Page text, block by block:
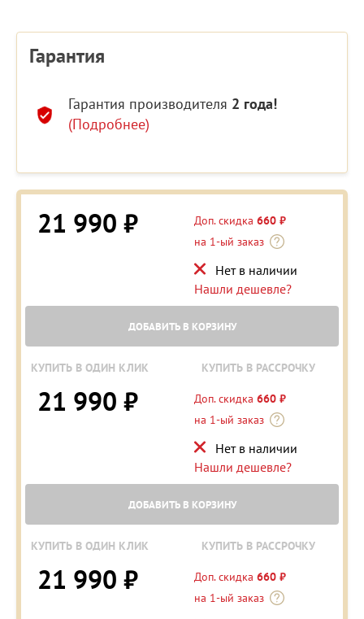
Гарантия
Гарантия производителя 2 года!
(Подробнее)
21 990 ₽ Доп. скидка 660 ₽
на 1-ый заказ
Нет в наличии
Нашли дешевле?
ДОБАВИТЬ В КОРЗИНУ
КУПИТЬ В ОДИН КЛИК КУПИТЬ В РАССРОЧКУ
21 990 ₽ Доп. скидка 660 ₽
на 1-ый заказ
Нет в наличии
Нашли дешевле?
ДОБАВИТЬ В КОРЗИНУ
КУПИТЬ В ОДИН КЛИК КУПИТЬ В РАССРОЧКУ
21 990 ₽ Доп. скидка 660 ₽
на 1-ый заказ